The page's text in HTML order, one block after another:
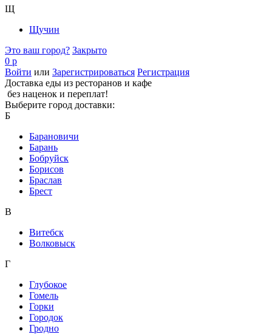
Щ
Щучин
Это ваш город? Закрыто
0 р
Войти или Зарегистрироваться Регистрация
Доставка еды из ресторанов и кафе
без наценок и переплат!
Выберите город доставки:
Б
Барановичи
Барань
Бобруйск
Борисов
Браслав
Брест
В
Витебск
Волковыск
Г
Глубокое
Гомель
Горки
Городок
Гродно